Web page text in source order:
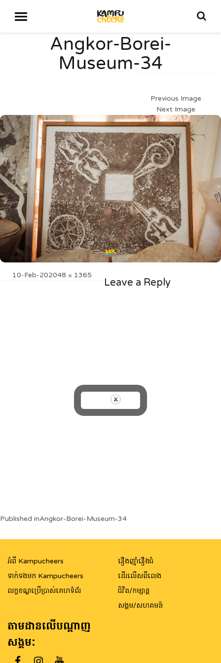
Angkor-Borei-
Museum-34
Previous Image
Next Image
Posted
10-Feb-20Full
2048 × 1365
Leave a Reply
Post
navigation
Published inAngkor-Borei-Museum-34
អំពី Kampucheers
ទាក់ទងមក Kampucheers
លក្ខខណ្ឌប្រើប្រាស់គេហទំព័រ
រឿងញ៉ាំរឿងធំ
ដើរលើសពីលេង
ជិវិត/កម្សាន្ត
សង្គម/សហគមន៍
តាមដានលើបណ្តាញ
សង្គម: